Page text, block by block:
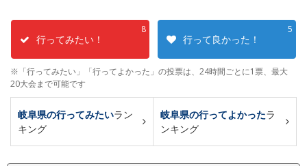
8
行ってみたい！
5
行って良かった！
※「行ってみたい」「行ってよかった」の投票は、24時間ごとに1票、最大
20大会まで可能です
岐阜県の行ってみたいラン
キング
岐阜県の行ってよかったラ
ンキング